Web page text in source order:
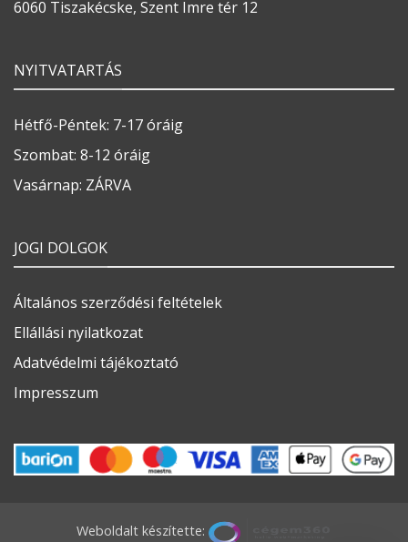
6060 Tiszakécske, Szent Imre tér 12
NYITVATARTÁS
Hétfő-Péntek: 7-17 óráig
Szombat: 8-12 óráig
Vasárnap: ZÁRVA
JOGI DOLGOK
Általános szerződési feltételek
Ellállási nyilatkozat
Adatvédelmi tájékoztató
Impresszum
Weboldalt készítette: